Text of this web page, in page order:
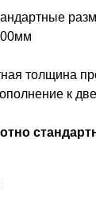
толщина
к